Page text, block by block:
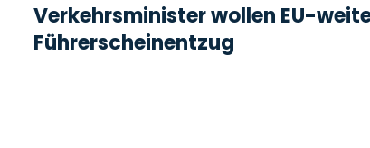
Verkehrsminister wollen EU-
Führerscheinentzug